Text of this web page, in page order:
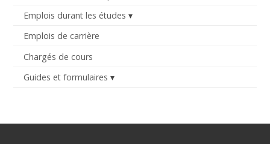
Emplois durant les études
Emplois de carrière
Chargés de cours
Guides et formulaires